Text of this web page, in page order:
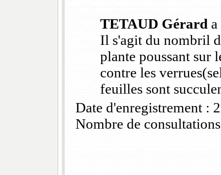
TETAUD Gérard
Il s'agit du nombril
plante poussant sur
contre les
feuilles sont
Date d'enregistrement :
Nombre de